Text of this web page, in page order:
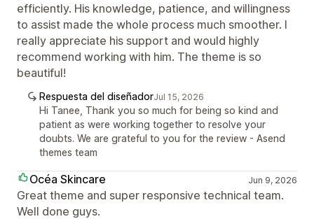
efficiently. His knowledge, patience, and willingness
to assist made the whole process much smoother. I
really appreciate his support and would highly
recommend working with him. The theme is so
beautiful!
Respuesta del diseñadorJul 15, 2026
Hi Tanee, Thank you so much for being so kind and
patient as were working together to resolve your
doubts. We are grateful to you for the review - Asend
themes team
Océa Skincare Jun 9, 2026
Great theme and super responsive technical team.
Well done guys.